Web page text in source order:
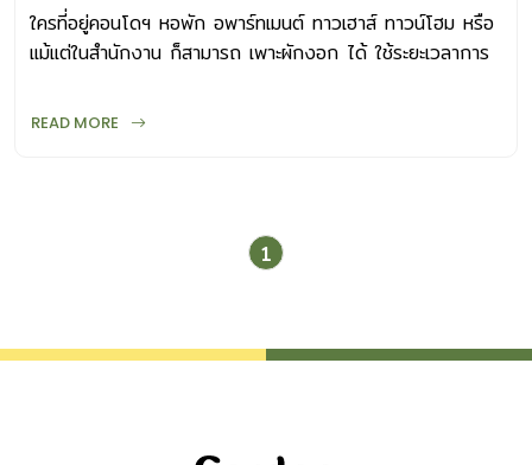
ใครที่อยู่คอนโดฯ หอพัก อพาร์ทเมนต์ ทาวเฮาส์ ทาวน์โฮม หรือ
แม้แต่ในสำนักงาน ก็สามารถ เพาะผักงอก ได้ ใช้ระยะเวลาการ
READ MORE
1